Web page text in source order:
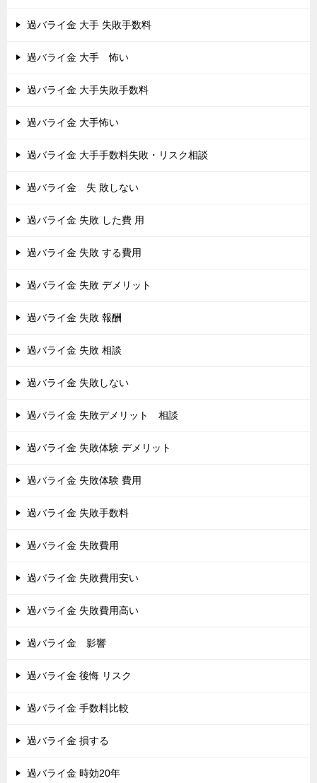
過バライ金 大手 失敗手数料
過バライ金 大手 怖い
過バライ金 大手失敗手数料
過バライ金 大手怖い
過バライ金 大手手数料失敗・リスク相談
過バライ金 失 敗しない
過バライ金 失敗 した費 用
過バライ金 失敗 する費用
過バライ金 失敗 デメリット
過バライ金 失敗 報酬
過バライ金 失敗 相談
過バライ金 失敗しない
過バライ金 失敗デメリット 相談
過バライ金 失敗体験 デメリット
過バライ金 失敗体験 費用
過バライ金 失敗手数料
過バライ金 失敗費用
過バライ金 失敗費用安い
過バライ金 失敗費用高い
過バライ金 影響
過バライ金 後悔 リスク
過バライ金 手数料比較
過バライ金 損する
過バライ金 時効20年